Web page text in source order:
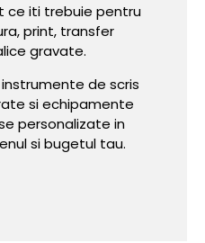
ce iti trebuie pentru
print, transfer
gravate.
de scris
si echipamente
personalizate in
si bugetul tau.